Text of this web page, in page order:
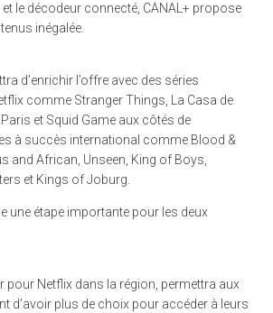
et le décodeur connecté, CANAL+ propose
inégalée.
d’enrichir l’offre avec des séries
comme Stranger Things, La Casa de
et Squid Game aux côtés de
à succès international comme Blood &
and African, Unseen, King of Boys,
et Kings of Joburg.
une étape importante pour les deux
pour Netflix dans la région, permettra aux
d’avoir plus de choix pour accéder à leurs